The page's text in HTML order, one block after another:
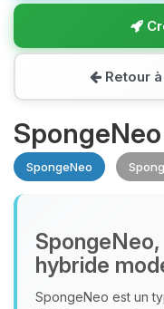
Retour
SpongeNeo
SpongeNeo
hybride
SpongeNeo est un